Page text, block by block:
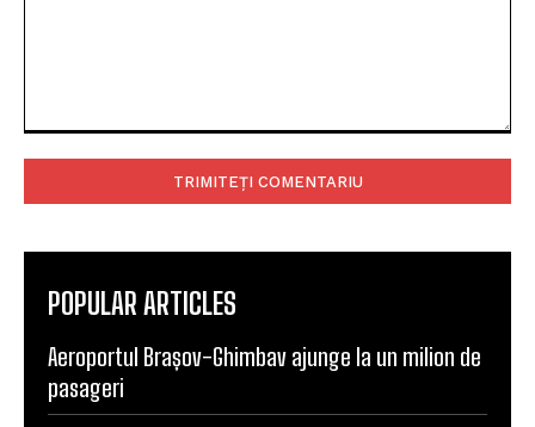
POPULAR ARTICLES
Aeroportul Brașov-Ghimbav ajunge la un milion de
pasageri